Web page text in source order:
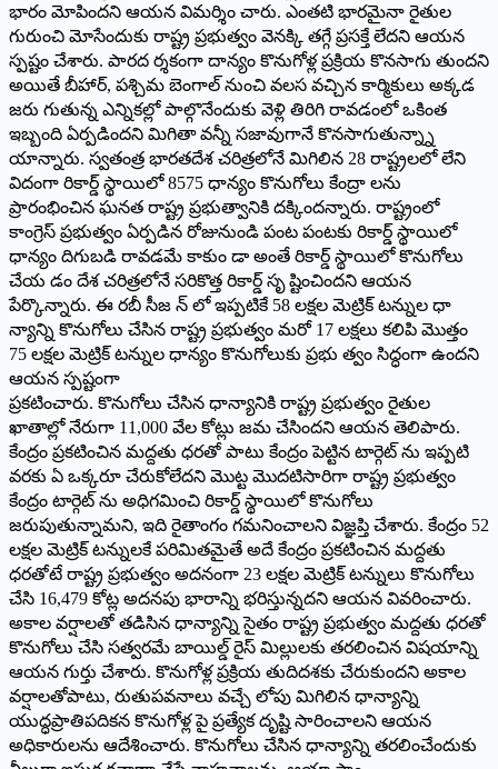
భారం మోపిందని ఆయన విమర్శిం చారు. ఎంతటి భారమైనా రైతుల
గురుంచి మోసేందుకు రాష్ట్ర ప్రభుత్వం వెనక్కి తగ్గే ప్రసక్తే లేదని ఆయన
స్పష్టం చేశారు. పారద ర్శకంగా దాన్యం కొనుగోళ్ల ప్రక్రియ కొనసాగు తుందని
అయితే బీహార్, పశ్చిమ బెంగాల్ నుంచి వలస వచ్చిన కార్మికులు అక్కడ
జరు గుతున్న ఎన్నికల్లో పాల్గొనేందుకు వెళ్లి తిరిగి రావడంలో ఒకింత
ఇబ్బంది ఏర్పడిందని మిగితా వన్నీ సజావుగానే కొనసాగుతున్న్నా
యాన్నారు. స్వతంత్ర భారతదేశ చరిత్రలోనే మిగిలిన 28 రాష్ట్రలలో లేని
విదంగా రికార్డ్ స్థాయిలో 8575 ధాన్యం కొనుగోలు కేంద్రా లను
ప్రారంభించిన ఘనత రాష్ట్ర ప్రభుత్వానికి దక్కిందన్నారు. రాష్ట్రంలో
కాంగ్రెస్ ప్రభుత్వం ఏర్పడిన రోజునుండి పంట పంటకు రికార్డ్ స్థాయిలో
ధాన్యం దిగుబడి రావడమే కాకుం డా అంతే రికార్డ్ స్థాయిలో కొనుగోలు
చేయ డం దేశ చరిత్రలోనే సరికొత్త రికార్డ్ సృ ష్టించిందని ఆయన
పేర్కొన్నారు. ఈ రబీ సీజ న్ లో ఇప్పటికే 58 లక్షల మెట్రిక్ టన్నుల ధా
న్యాన్ని కొనుగోలు చేసిన రాష్ట్ర ప్రభుత్వం మరో 17 లక్షలు కలిపి మొత్తం
75 లక్షల మెట్రిక్ టన్నుల ధాన్యం కొనుగోలుకు ప్రభు త్వం సిద్ధంగా ఉందని
ఆయన స్పష్టంగా
ప్రకటించారు. కొనుగోలు చేసిన ధాన్యానికి రాష్ట్ర ప్రభుత్వం రైతుల
ఖాతాల్లో నేరుగా 11,000 వేల కోట్లు జమ చేసిందని ఆయన తెలిపారు.
కేంద్రం ప్రకటించిన మద్దతు ధరతో పాటు కేంద్రం పెట్టిన టార్గెట్ ను ఇప్పటి
వరకు ఏ ఒక్కరూ చేరుకోలేదని మొట్ట మొదటిసారిగా రాష్ట్ర ప్రభుత్వం
కేంద్రం టార్గెట్ ను అధిగమించి రికార్డ్ స్థాయిలో కొనుగోలు
జరుపుతున్నామని, ఇది రైతాంగం గమనించాలని విజ్ఞ‌ప్తి చేశారు. కేంద్రం 52
లక్షల మెట్రిక్ టన్నులకే పరిమితమైతే అదే కేంద్రం ప్రకటించిన మద్దతు
ధరతోటే రాష్ట్ర ప్రభుత్వం అదనంగా 23 లక్షల మెట్రిక్ టన్నులు కొనుగోలు
చేసి 16,479 కోట్ల అదనపు భారాన్ని భరిస్తున్నదని ఆయన వివరించారు.
అకాల వర్షాలతో తడిసిన ధాన్యాన్ని సైతం రాష్ట్ర ప్రభుత్వం మద్దతు ధరతో
కొనుగోలు చేసి సత్వరమే బాయిల్డ్ రైస్ మిల్లులకు తరలించిన విషయాన్ని
ఆయన గుర్తు చేశారు. కొనుగోళ్ల ప్రక్రియ తుదిదశకు చేరుకుందని అకాల
వర్షాలతోపాటు, రుతుపవనాలు వచ్చే లోపు మిగిలిన ధాన్యాన్ని
యుద్ధప్రాతిపదికన కొనుగోళ్ల పై ప్రత్యేక దృష్టి సారించాలని ఆయన
అధికారులను ఆదేశించారు. కొనుగోలు చేసిన ధాన్యాన్ని తరలించేందుకు